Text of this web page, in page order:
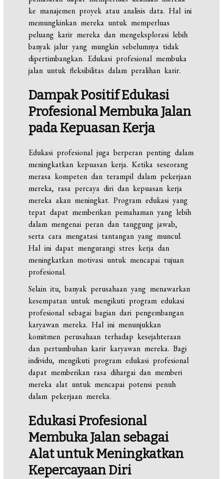
ke manajemen proyek atau analisis data. Hal ini
memungkinkan mereka untuk memperluas
peluang karir mereka dan mengeksplorasi lebih
banyak jalur yang mungkin sebelumnya tidak
dipertimbangkan. Edukasi profesional membuka
jalan untuk fleksibilitas dalam peralihan karir.
Dampak PositifEdukasi
ProfesionalMembukaJalan
pada Kepuasan Kerja
Edukasi profesional juga berperan penting dalam
meningkatkan kepuasan kerja. Ketika seseorang
merasa kompeten dan terampil dalam pekerjaan
mereka, rasa percaya diri dan kepuasan kerja
mereka akan meningkat. Program edukasi yang
tepat dapat memberikan pemahaman yang lebih
dalam mengenai peran dan tanggung jawab,
serta cara mengatasi tantangan yang muncul.
Hal ini dapat mengurangi stres kerja dan
meningkatkan motivasi untuk mencapai tujuan
profesional.
Selain itu, banyak perusahaan yang menawarkan
kesempatan untuk mengikuti program edukasi
profesional sebagai bagian dari pengembangan
karyawan mereka. Hal ini menunjukkan
komitmen perusahaan terhadap kesejahteraan
dan pertumbuhan karir karyawan mereka. Bagi
individu, mengikuti program edukasi profesional
dapat memberikan rasa dihargai dan memberi
mereka alat untuk mencapai potensi penuh
dalam pekerjaan mereka.
EdukasiProfesional
MembukaJalan sebagai
Alat untuk Meningkatkan
Kepercayaan Diri